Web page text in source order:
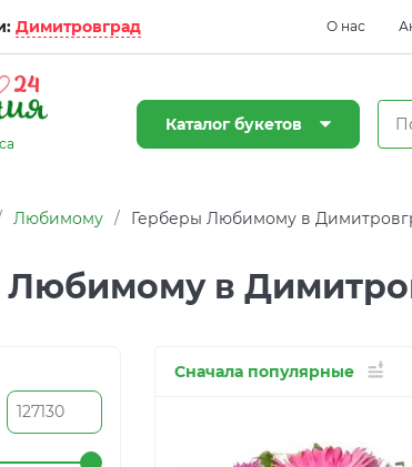
Димитровград О нас
Каталог букетов
Любимому / Герберы Любимому в
Любимому в
Сначала популярные